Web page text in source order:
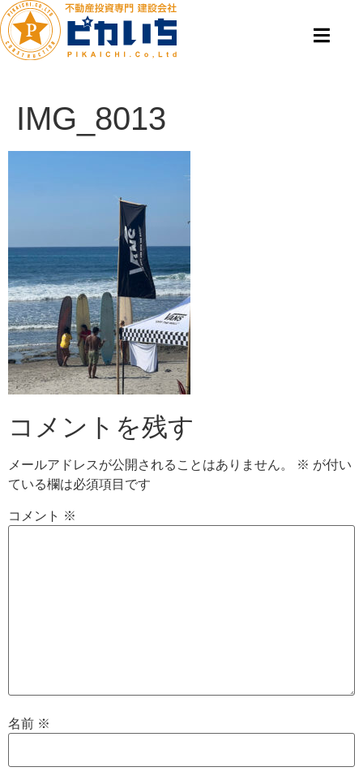
IMG_8013
コメントを残す
メールアドレスが公開されることはありません。 ※ が付い
ている欄は必須項目です
コメント ※
名前 ※